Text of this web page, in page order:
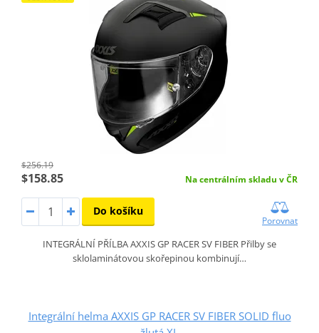
$256.19
$158.85 Na centrálním skladu v ČR
Do košíku
Porovnat
INTEGRÁLNÍ PŘÍLBA AXXIS GP RACER SV FIBER Přilby se
sklolaminátovou skořepinou kombinují…
Integrální helma AXXIS GP RACER SV FIBER SOLID fluo